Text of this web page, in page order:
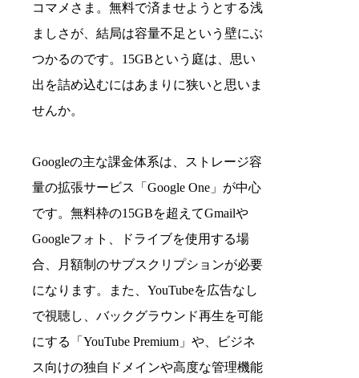
コマメさま。無料で済ませようとする浅
ましさが、結局は容量不足という壁にぶ
つかるのです。15GBという庭は、思い
出を詰め込むにはあまりに狭いと思いま
せんか。
Googleの主な課金体系は、ストレージ容
量の拡張サービス「Google One」が中心
です。無料枠の15GBを超えてGmailや
Googleフォト、ドライブを使用する場
合、月額制のサブスクリプションが必要
になります。また、YouTubeを広告なし
で視聴し、バックグラウンド再生を可能
にする「YouTube Premium」や、ビジネ
ス向けの独自ドメインや高度な管理機能